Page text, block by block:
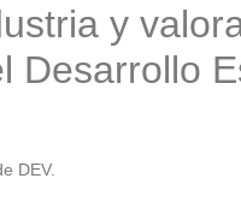
y
Desarrollo
DEV.